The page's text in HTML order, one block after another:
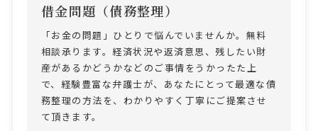
借金問題（債務整理）
「お金の問題」ひとりで悩んでいませんか。無料
相談承ります。経済状況や返済意思、残したい財
産があるかどうかなどのご事情をうかったた上
で、経験豊富な弁護士が、あなたにとって最適な債
務整理の方法を、わかりやすく丁寧にご提案させ
て頂きます。